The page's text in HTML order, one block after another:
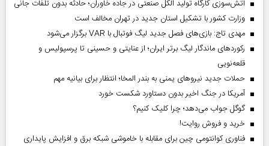
آتش‌سوزی کارگاه تولید الکل صنعتی در جاده خاوران؛ حادثه بدون تلفات جانی
وزارت کشور با تشکیل استان جدید در تهران مخالف است
مهدی تاج: بازی‌های فصل جدید لیگ فوتبال با VAR برگزار می‌شود
رکورد‌های ماندگار لیگ برتر ایران؛ از عنایتی و حسینی تا پرسپولیس و
قلعه‌نویی
حملات جدید نیروهای یمنی به بندر المخا؛ انتظار برای بیانیه مهم
آمریکا در جنگ اخیر بدون دستاورد شکست خورد
گوگل جواب می‌دهد؛ چرا کلیک کنیم؟
خرید و فروش روایت!
فناوری کوانتومی چین برای مقابله با خاموشی شبکه برق و افزایش پایداری